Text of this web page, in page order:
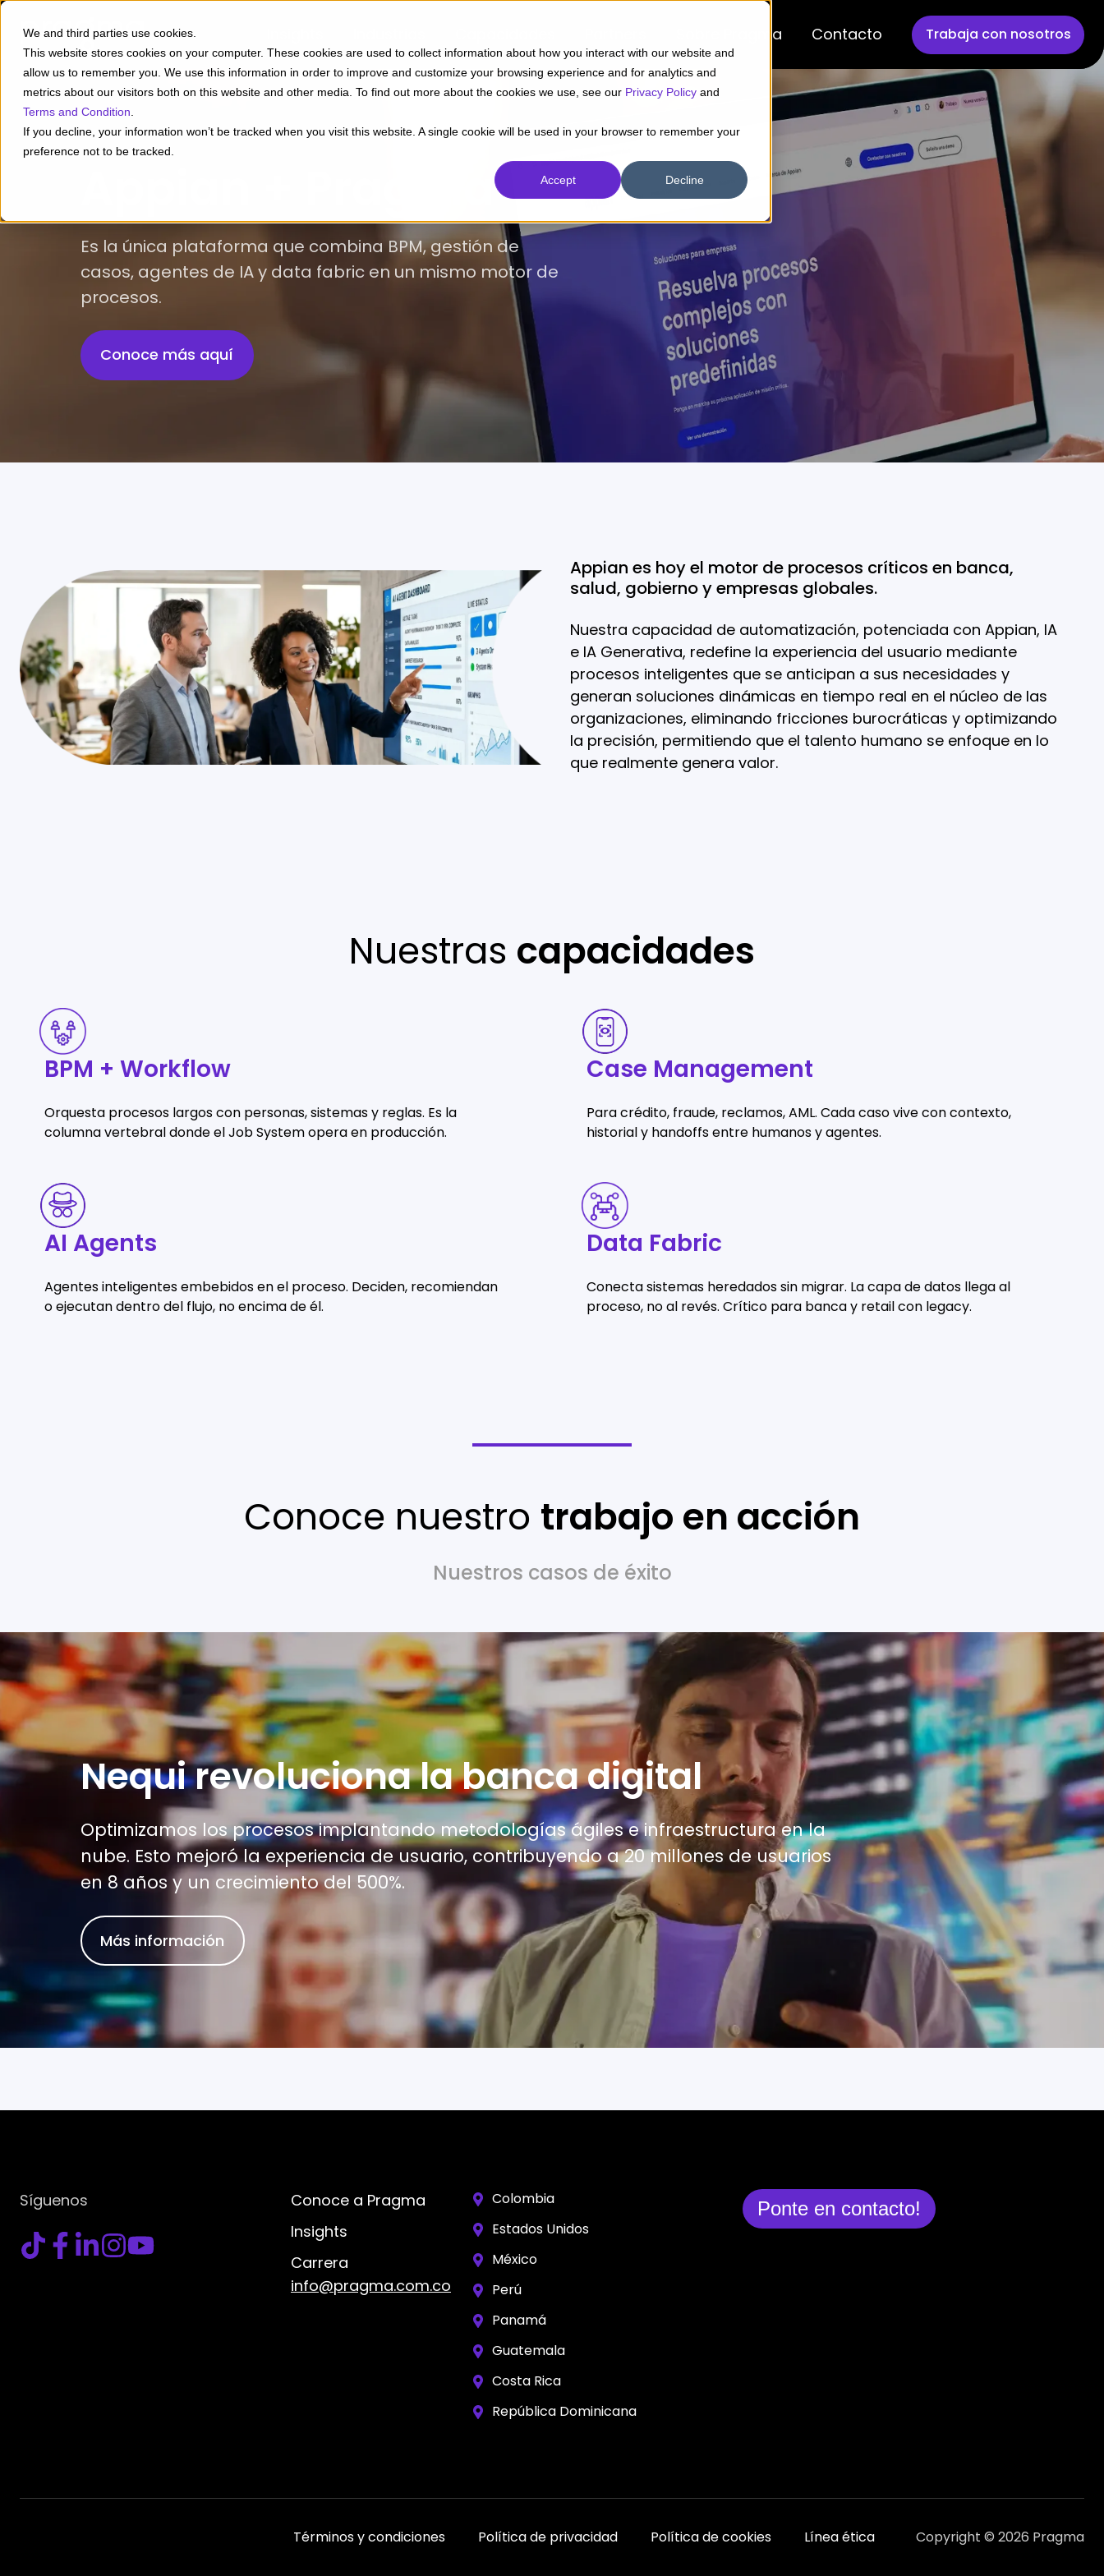
We and third parties use cookies.
This website stores cookies on your computer. These cookies are used to collect information about how you interact with our website and
allow us to remember you. We use this information in order to improve and customize your browsing experience and for analytics and
metrics about our visitors both on this website and other media. To find out more about the cookies we use, see our Privacy Policy and
Terms and Condition
If you decline, your information won’t be tracked when you visit this website. A single cookie will be used in your browser to remember your
preference not to be tracked.
Accept Decline
Sobre Pragma Contacto Trabaja con nosotros
Es la única plataforma que combina BPM, gestión de
casos, agentes de IA y data fabric en un mismo motor de
procesos.
Conoce más aquí
Appian es hoy el motor de procesos críticos en banca,
salud, gobierno y empresas globales.
Nuestra capacidad de automatización, potenciada con Appian, IA
e IA Generativa, redefine la experiencia del usuario mediante
procesos inteligentes que se anticipan a sus necesidades y
generan soluciones dinámicas en tiempo real en el núcleo de las
organizaciones, eliminando fricciones burocráticas y optimizando
la precisión, permitiendo que el talento humano se enfoque en lo
que realmente genera valor.
Nuestras capacidades
BPM + Workflow
Orquesta procesos largos con personas, sistemas y reglas. Es la
columna vertebral donde el Job System opera en producción.
BPM
Workflow
Case Management
Para crédito, fraude, reclamos, AML. Cada caso vive con contexto,
historial y handoffs entre humanos y agentes.
Case
Management
AI Agents
Agentes inteligentes embebidos en el proceso. Deciden, recomiendan
o ejecutan dentro del flujo, no encima de él.
Agents
Data Fabric
Conecta sistemas heredados sin migrar. La capa de datos llega al
proceso, no al revés. Crítico para banca y retail con legacy.
Data
Fabric
Conoce nuestro trabajo en acción
Nuestros casos de éxito
Nequi revoluciona la banca digital
Optimizamos los procesos implantando metodologías ágiles e infraestructura en la
nube. Esto mejoró la experiencia de usuario, contribuyendo a 20 millones de usuarios
en 8 años y un crecimiento del 500%.
Más información
Síguenos
Conoce a Pragma
Insights
Carrera
info@pragma.com.co
Colombia
Estados Unidos
México
Perú
Panamá
Guatemala
Costa Rica
República Dominicana
Ponte en contacto!
Términos y condiciones Política de privacidad Política de cookies Línea ética Copyright © 2026 Pragma